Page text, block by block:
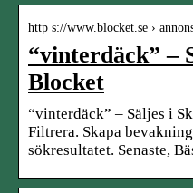
http s://www.blocket.se ›
“vinterdäck” –
Blocket
“vinterdäck” – Säljes i
Filtrera. Skapa
sökresultatet. Senaste,